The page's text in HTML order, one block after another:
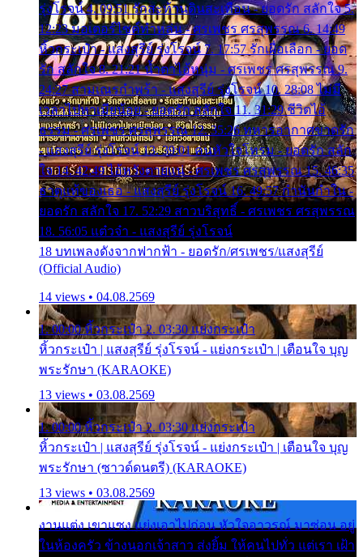
รุ่งโรจน์ 4. 09:51 รักสะท้านดินสะเทือน - ยอดรัก สลักใจ 5.
12:23 มอเตอร์ไซค์ทำหล่น - ศรเพชร ศรสุพรรณ 6. 14:49
หิ้วกระเป๋า - แสงสุรีย์ รุ่งโรจน์ 7. 17:57 รักเผื่อเลือก - ยอด
รัก สลักใจ 8. 21:21 น้ำตาไอ้หนุ่ม - ศรเพชร ศรสุพรรณ 9.
24:27 สามเณรกำพร้า - แสงสุรีย์ รุ่งโรจน์ 10. 28:08 ไม่มี
เวลาไปหาเมียน้อย - ยอดรัก สลักใจ 11. 31:29 ชีวิตไอ้
ธรรม - ศรเพชร ศรสุพรรณ 12. 35:26 ทหารอากาศขาดรัก
- แสงสุรีย์ รุ่งโรจน์ 13. 39:01 คนหัวใจโทรม - ยอดรัก สลัก
ใจ 14. 42:49 ไอ้หวังตายแน่ - ศรเพชร ศรสุพรรณ 15. 46:35
ธาตุแท้ของเธอ - แสงสุรีย์ รุ่งโรจน์ 16. 49:57 กำนันกำใน -
ยอดรัก สลักใจ 17. 52:29 สาวบริสุทธิ์ - ศรเพชร ศรสุพรรณ
18. 56:05 แต๋วจ๋า - แสงสุรีย์ รุ่งโรจน์
18 บทเพลงดังจากฟากฟ้า - ยอดรัก/ศรเพชร/แสงสุรีย์
(Official Audio)
14 views • 04.08.2569
1. 00:00 หิ้วกระเป๋า 2. 03:30 แย่งกระเป๋า
หิ้วกระเป๋า | แสงสุรีย์ รุ่งโรจน์ - แย่งกระเป๋า | เตือนใจ บุญ
พระรักษา (KARAOKE)
13 views • 03.08.2569
1. 00:00 หิ้วกระเป๋า 2. 03:30 แย่งกระเป๋า
หิ้วกระเป๋า | แสงสุรีย์ รุ่งโรจน์ - แย่งกระเป๋า | เตือนใจ บุญ
พระรักษา (ซาวด์ดนตรี) (KARAOKE)
13 views • 03.08.2569
งานแต่ง เขาแซง แย่งเอาไปก่อน หัวใจอาวรณ์ มาซ่อน อยู่
ในห้องครัว ข้างนอกเจ้าสาว ส่งยิ้ม ให้คนไปทั่ว แต่เรา เฝ้า